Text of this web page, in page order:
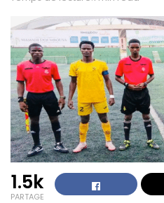
1.5k
PARTAGE